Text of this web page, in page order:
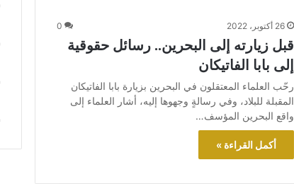
26 أكتوبر، 2022 0
قبل زيارته إلى البحرين.. رسائل حقوقية
إلى بابا الفاتيكان
رحّب العلماء المعتقلون في البحرين بزيارة بابا الفاتيكان
المقبلة للبلاد، وفي رسالةٍ وجهوها إليه، أشار العلماء إلى
واقع البحرين المؤسف…
أكمل القراءة »